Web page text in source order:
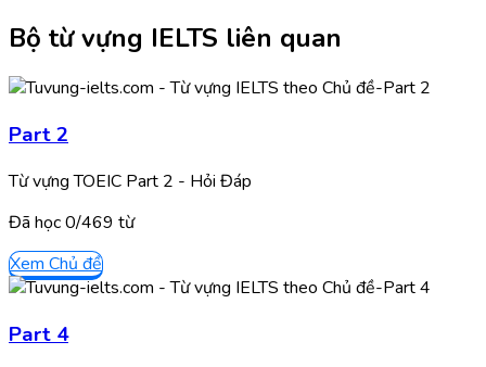
Bộ từ vựng IELTS liên quan
Part 2
Từ vựng TOEIC Part 2 - Hỏi Đáp
Đã học0/469 từ
Xem Chủ đề
Part 4